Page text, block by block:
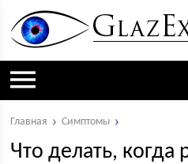
Главная Симптомы
Что делать, когда